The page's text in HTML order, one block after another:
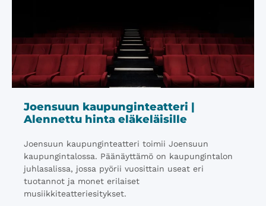
Joensuun kaupunginteatteri |
Alennettu hinta eläkeläisille
Joensuun kaupunginteatteri toimii Joensuun
kaupungintalossa. Päänäyttämö on kaupungintalon
juhlasalissa, jossa pyörii vuosittain useat eri
tuotannot ja monet erilaiset
musiikkiteatteriesitykset.